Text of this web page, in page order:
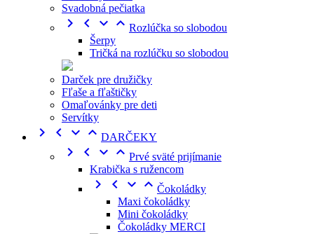
Svadobná pečiatka
    Rozlúčka so slobodou
Šerpy
Tričká na rozlúčku so slobodou
Darček pre družičky
Fľaše a fľaštičky
Omaľovánky pre deti
Servítky
    DARČEKY
    Prvé sväté prijímanie
Krabička s ružencom
    Čokoládky
Maxi čokoládky
Mini čokoládky
Čokoládky MERCI